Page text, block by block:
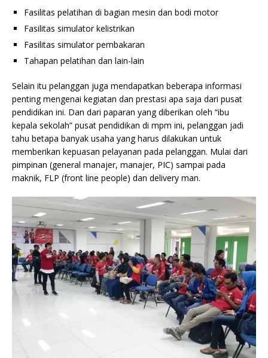
Fasilitas pelatihan di bagian mesin dan bodi motor
Fasilitas simulator kelistrikan
Fasilitas simulator pembakaran
Tahapan pelatihan dan lain-lain
Selain itu pelanggan juga mendapatkan beberapa informasi
penting mengenai kegiatan dan prestasi apa saja dari pusat
pendidikan ini. Dan dari paparan yang diberikan oleh “ibu
kepala sekolah” pusat pendidikan di mpm ini, pelanggan jadi
tahu betapa banyak usaha yang harus dilakukan untuk
memberikan kepuasan pelayanan pada pelanggan. Mulai dari
pimpinan (general manajer, manajer, PIC) sampai pada
maknik, FLP (front line people) dan delivery man.